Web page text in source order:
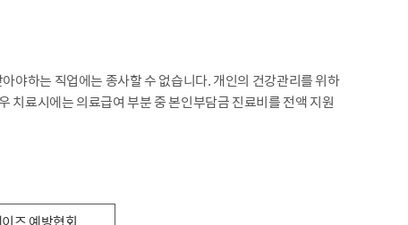
야하는 직업에는 종사할 수 없습니다. 개인의 건강관리를 위하
치료시에는 의료급여 부분 중 본인부담금 진료비를 전액 지원